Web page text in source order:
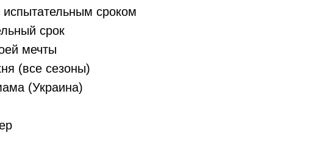
сроком
срок
мечты
(все сезоны)
(Украина)